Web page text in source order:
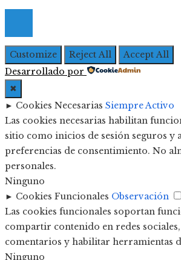
Customize Reject All
Accept All
Desarrollado por
✖
► Cookies Necesarias Siempre Activo
Las cookies necesarias habilitan
sitio como inicios de sesión seguros y
preferencias de consentimiento. No
personales.
Ninguno
► Cookies Funcionales Observación
Las cookies funcionales soportan
compartir contenido en redes
comentarios y habilitar herramientas
Ninguno